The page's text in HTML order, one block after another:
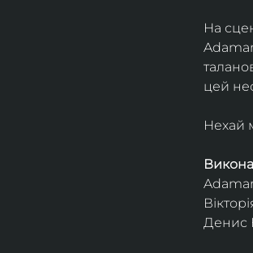
На
цей
Нехай
Денис